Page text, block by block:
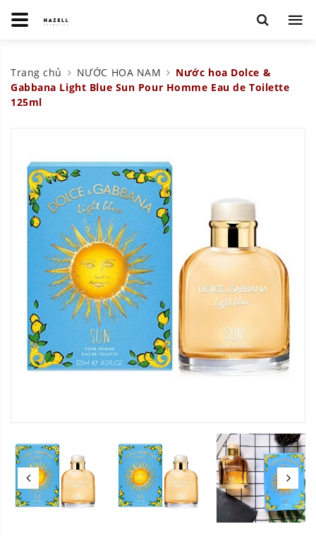
Trang chủ NƯỚC HOA NAM
Nước hoa Dolce &
Gabbana Light Blue Sun Pour Homme Eau de Toilette
125ml